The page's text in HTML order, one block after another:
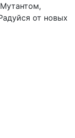
от новых